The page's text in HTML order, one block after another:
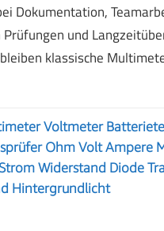
Dokumentation,
und
klassische
Voltmeter
Ohm Volt Ampere
Widerstand Diode
Hintergrundlicht